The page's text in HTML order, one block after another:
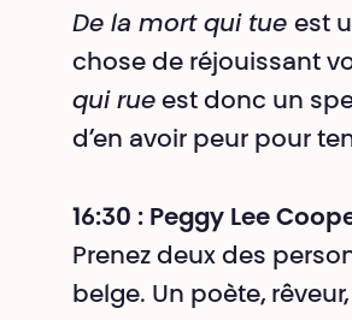
De la mort qui tue est
chose de réjouissant
qui rue est donc un
d’en avoir peur pour
16:30 : Peggy Lee
Prenez deux des
belge. Un poète,